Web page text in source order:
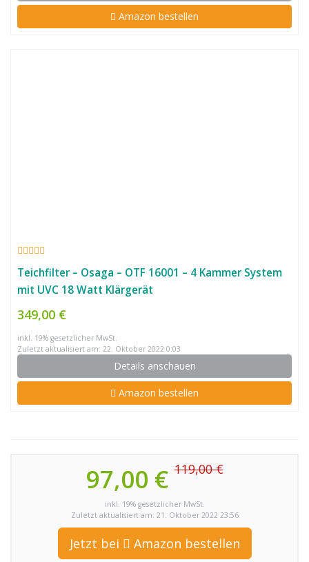
Amazon bestellen
Teichfilter – Osaga – OTF 16001 – 4 Kammer System
mit UVC 18 Watt Klärgerät
349,00 €
inkl. 19% gesetzlicher MwSt.
Zuletzt aktualisiert am: 22. Oktober 2022 0:03
Details anschauen
Amazon bestellen
97,00 €119,00 €
inkl. 19% gesetzlicher MwSt.
Zuletzt aktualisiert am: 21. Oktober 2022 23:56
Jetzt bei Amazon bestellen